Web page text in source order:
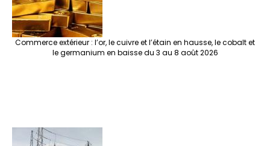
Commerce extérieur : l’or, le cuivre et l’étain en hausse, le cobalt et
le germanium en baisse du 3 au 8 août 2026